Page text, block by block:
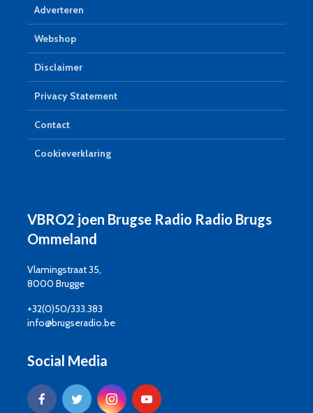
Adverteren
Webshop
Disclaimer
Privacy Statement
Contact
Cookieverklaring
VBRO2 joen Brugse Radio Radio Brugs
Ommeland
Vlamingstraat 35,
8000 Brugge
+32(0)50/333.383
info@brugseradio.be
Social Media